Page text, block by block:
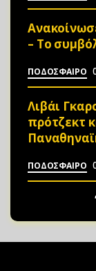
– Το
ΠΟΔΟΣΦΑΙΡΟ
Λιβάι
πρότζεκτ
ΠΟΔΟΣΦΑΙΡΟ